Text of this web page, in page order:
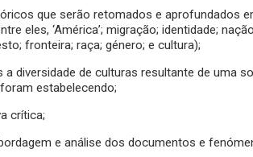
que serão retomados e aprofundados
eles, ‘América’; migração; identidade;
fronteira; raça; género; e cultura);
diversidade de culturas resultante de uma
estabelecendo;
crítica;
e análise dos documentos e